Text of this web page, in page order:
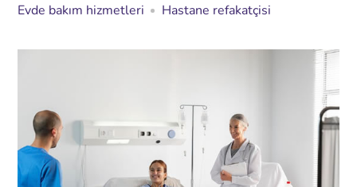
Evde bakım hizmetleri Hastane refakatçisi